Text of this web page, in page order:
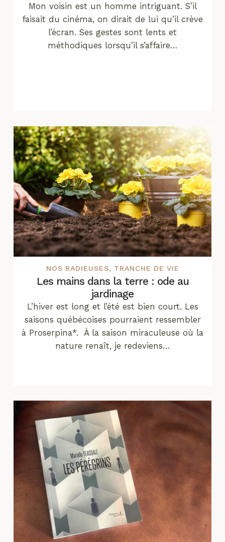
Mon voisin est un homme intriguant. S’il
faisait du cinéma, on dirait de lui qu’il crève
l’écran. Ses gestes sont lents et
méthodiques lorsqu’il s’affaire…
NOS RADIEUSES, TRANCHE DE VIE
Les mains dans la terre : ode au
jardinage
L’hiver est long et l’été est bien court. Les
saisons québécoises pourraient ressembler
à Proserpina*. À la saison miraculeuse où la
nature renaît, je redeviens…